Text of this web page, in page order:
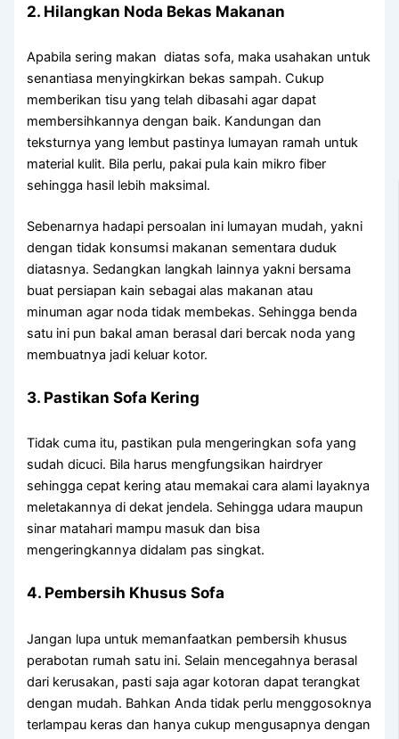
2. Hilangkan Noda Bekas Makanan
Apabila sering makan diatas sofa, maka usahakan untuk
senantiasa menyingkirkan bekas sampah. Cukup
memberikan tisu yang telah dibasahi agar dapat
membersihkannya dengan baik. Kandungan dan
teksturnya yang lembut pastinya lumayan ramah untuk
material kulit. Bila perlu, pakai pula kain mikro fiber
sehingga hasil lebih maksimal.
Sebenarnya hadapi persoalan ini lumayan mudah, yakni
dengan tidak konsumsi makanan sementara duduk
diatasnya. Sedangkan langkah lainnya yakni bersama
buat persiapan kain sebagai alas makanan atau
minuman agar noda tidak membekas. Sehingga benda
satu ini pun bakal aman berasal dari bercak noda yang
membuatnya jadi keluar kotor.
3. Pastikan Sofa Kering
Tidak cuma itu, pastikan pula mengeringkan sofa yang
sudah dicuci. Bila harus mengfungsikan hairdryer
sehingga cepat kering atau memakai cara alami layaknya
meletakannya di dekat jendela. Sehingga udara maupun
sinar matahari mampu masuk dan bisa
mengeringkannya didalam pas singkat.
4. Pembersih Khusus Sofa
Jangan lupa untuk memanfaatkan pembersih khusus
perabotan rumah satu ini. Selain mencegahnya berasal
dari kerusakan, pasti saja agar kotoran dapat terangkat
dengan mudah. Bahkan Anda tidak perlu menggosoknya
terlampau keras dan hanya cukup mengusapnya dengan